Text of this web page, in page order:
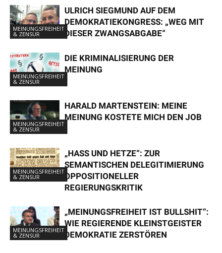
MEINUNGSFREIHEIT
& ZENSUR
ULRICH SIEGMUND AUF DEM
DEMOKRATIEKONGRESS: „WEG MIT
DIESER ZWANGSABGABE“
MEINUNGSFREIHEIT
& ZENSUR
DIE KRIMINALISIERUNG DER
MEINUNG
MEINUNGSFREIHEIT
& ZENSUR
HARALD MARTENSTEIN: MEINE
MEINUNG KOSTETE MICH DEN JOB
MEINUNGSFREIHEIT
& ZENSUR
„HASS UND HETZE“: ZUR
SEMANTISCHEN DELEGITIMIERUNG
OPPOSITIONELLER
REGIERUNGSKRITIK
MEINUNGSFREIHEIT
& ZENSUR
„MEINUNGSFREIHEIT IST BULLSHIT“:
WIE REGIERENDE KLEINSTGEISTER
DEMOKRATIE ZERSTÖREN